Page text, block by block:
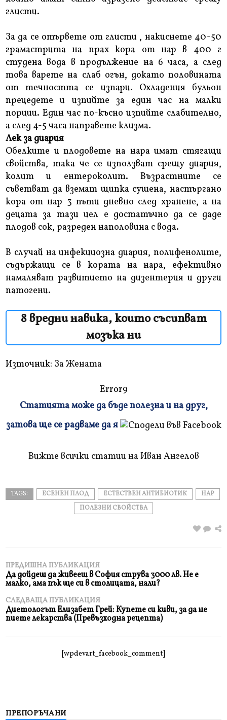
глисти.
За да се отървете от глисти , накиснете 40-50
грамастрита на прах кора от нар в 400 г
студена вода в продължение на 6 часа, а след
това варете на слаб огън, докато половината
от течността се изпари. Охладения бульон
прецедете и изпийте за един час на малки
порции. Един час по-късно изпийте слабително,
а след 4-5 часа направете клизма.
Лек за диария
Обелките и плодовете на нара имат стягащи
свойства, така че се използват срещу диария,
колит и ентероколит. Възрастните се
съветват да вземат щипка сушена, настъргано
кора от нар 3 пъти дневно след хранене, а на
децата за тази цел е достатъчно да се даде
плодов сок, разреден наполовина с вода.
В случай на инфекциозна диария, полифенолите,
съдържащи се в кората на нара, ефективно
намаляват развитието на дизентерия и други
патогени.
8 вредни навика, които съсипват
мозъка ни
Източник: За Жената
Error9
и
Статията може да бъде полезна и на друг,
затова ще се радваме да я
Вижте всички статии на Иван Ангелов
TAGS: ЕСЕНЕН ПЛОД ЕСТЕСТВЕН АНТИБИОТИК
НАР
ПОЛЕЗНИ СВОЙСТВА
ПРЕДИШНА ПУБЛИКАЦИЯ
Да дойдеш да живееш в София струва 3000 лв. Не е
малко, ама пък ще си в столицата, нали?
СЛЕДВАЩА ПУБЛИКАЦИЯ
Диетологът Елизабет Грей: Купете си киви, за да не
пиете лекарства (Превъзходна рецепта)
[wpdevart_facebook_comment]
ПРЕПОРЪЧАНИ